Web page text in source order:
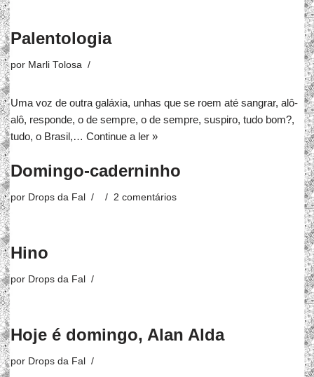
Palentologia
por Marli Tolosa
Uma voz de outra galáxia, unhas que se roem até sangrar, alô-
alô, responde, o de sempre, o de sempre, suspiro, tudo bom?,
tudo, o Brasil,… Continue a ler »
Domingo-caderninho
por Drops da Fal 2 comentários
Hino
por Drops da Fal
Hoje é domingo, Alan Alda
por Drops da Fal